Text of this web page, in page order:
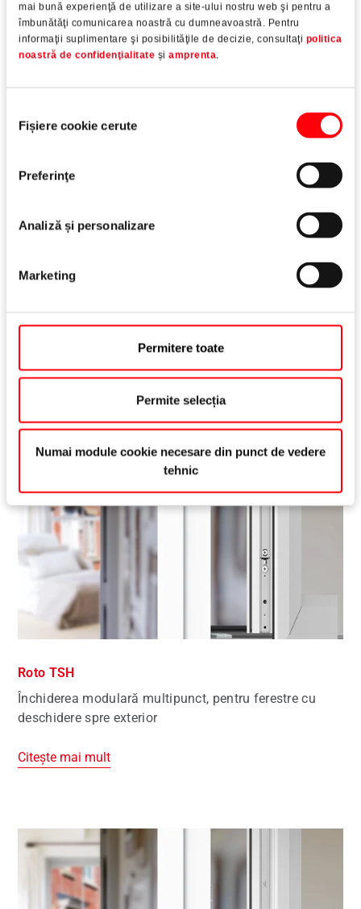
mai bună experienţă de utilizare a site-ului nostru web şi pentru a
îmbunătăţi comunicarea noastră cu dumneavoastră. Pentru
informaţii suplimentare şi posibilităţile de decizie, consultaţi politica
noastră de confidenţialitate și amprenta.
consimțământului
Fișiere cookie cerute
Preferinţe
Analiză și personalizare
Marketing
Permitere toate
Permite selecția
Numai module cookie necesare din punct de vedere
tehnic
Roto TSL
Închiderea dublă pe partea cu mecanismul, pentru
ferestre cu deschidere către exterior
Roto TSH
Închiderea modulară multipunct, pentru ferestre cu
deschidere spre exterior
Citește mai mult